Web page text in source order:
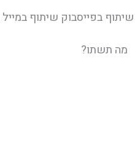
שיתוף בפייסבוק שיתוף במייל
מה תשתו?